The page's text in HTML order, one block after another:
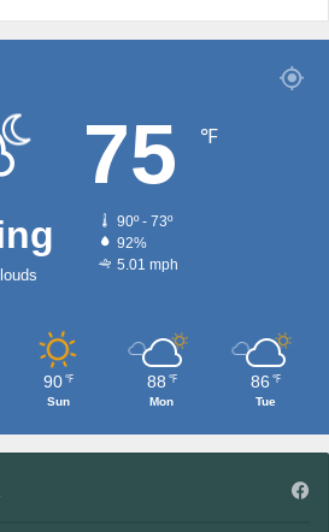
75 ℉
90º - 73º
92%
5.01 mph
90 ℉
Sun
88 ℉
Mon
86 ℉
Tue